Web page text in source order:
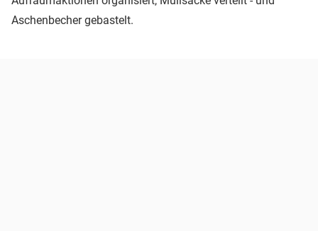
Aschenbecher gebastelt.